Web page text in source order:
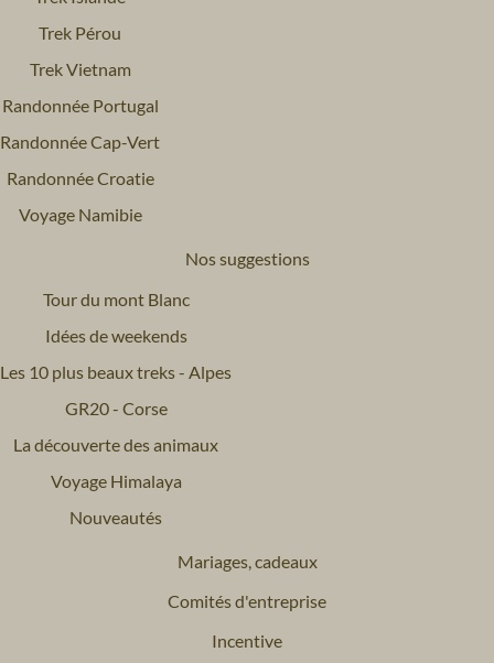
Trek Pérou
Trek Vietnam
Randonnée Portugal
Randonnée Cap-Vert
Randonnée Croatie
Voyage Namibie
Nos suggestions
Tour du mont Blanc
Idées de weekends
Les 10 plus beaux treks - Alpes
GR20 - Corse
La découverte des animaux
Voyage Himalaya
Nouveautés
Mariages, cadeaux
Comités d'entreprise
Incentive